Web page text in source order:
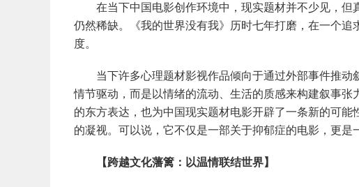
在当下中国电影创作环境中，现实题材并不少见，但
仍然稀缺。《我的世界没有我》历时七年打磨，在一个
度。
当下许多心理题材影视作品倾向于通过外部事件推动
情节驱动，而是以情绪的流动、生活的质感来构建叙事
的东方表达，也为中国现实题材电影开辟了一条新的可
的凝视。可以说，它不仅是一部关于抑郁症的电影，更是
【跨越文化藩篱：以温情联结世界】